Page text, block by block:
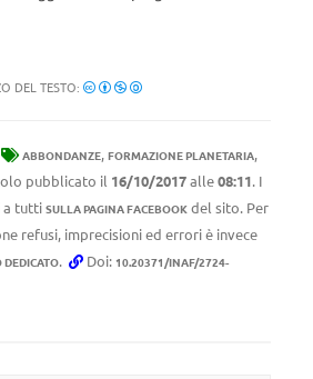
DEL TESTO:
ABBONDANZE, FORMAZIONE PLANETARIA,
pubblicato il 16/10/2017alle08:11. I
a tutti SULLA PAGINA FACEBOOK del sito. Per
refusi, imprecisioni ed errori è invece
. Doi: 10.20371/INAF/2724-